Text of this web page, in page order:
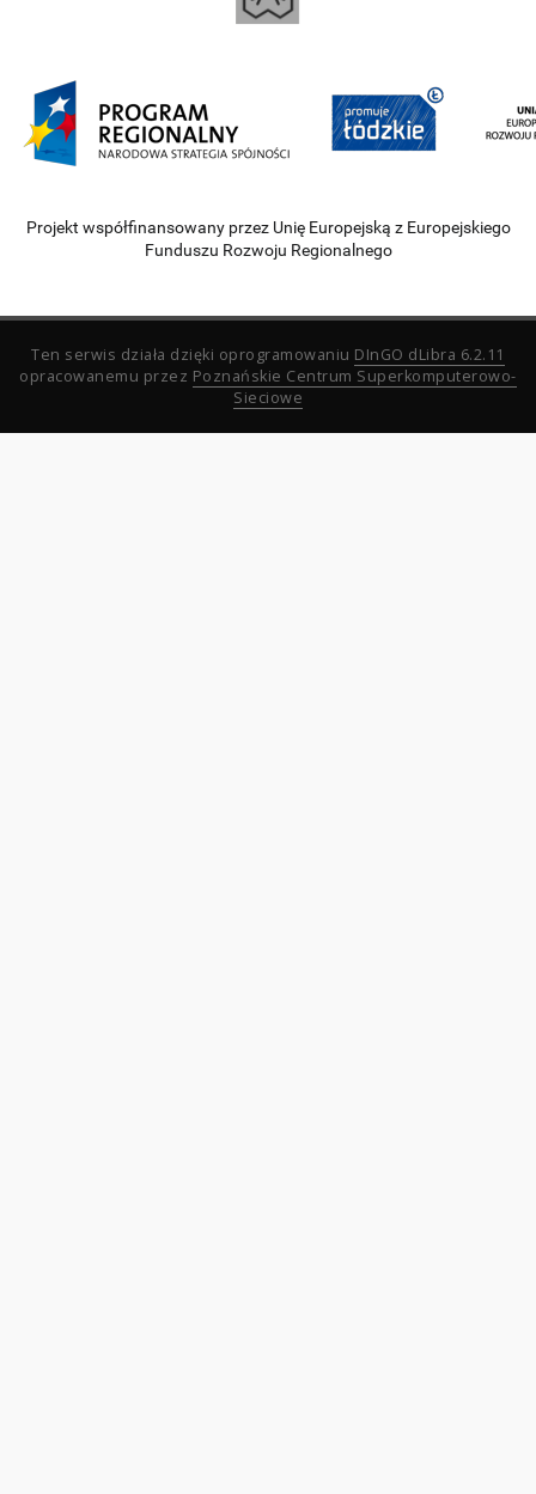
Projekt współfinansowany przez Unię Europejską z Europejskiego
Funduszu Rozwoju Regionalnego
Ten serwis działa dzięki oprogramowaniu DInGO dLibra 6.2.11
opracowanemu przez Poznańskie Centrum Superkomputerowo-
Sieciowe